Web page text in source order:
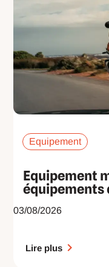
Equipement
Equipement
équipements
03/08/2026
Lire plus